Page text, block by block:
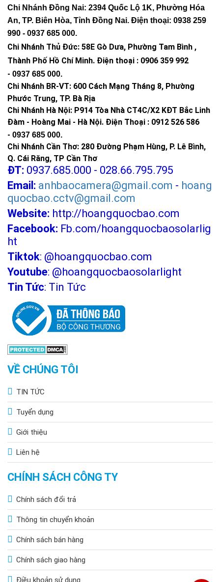
Chi Nhánh Đồng Nai: 2394 Quốc Lộ 1K, Phường Hóa
An, TP. Biên Hòa, Tỉnh Đồng Nai. Điện thoại: 0938 259
990 - 0937 685 000.
Chi Nhánh Thủ Đức: 58E Gò Dưa, Phường Tam Bình ,
Thành Phố Hồ Chí Minh. Điện thoại : 0906 359 992
- 0937 685 000.
Chi Nhánh BR-VT: 600 Cách Mạng Tháng 8, Phường
Phước Trung, TP. Bà Rịa
Chi Nhánh Hà Nội: P914 Tòa Nhà CT4C/X2 KĐT Bắc Linh
Đàm - Hoàng Mai - Hà Nội. Điện Thoại : 0912 526 586
- 0937 685 000.
Chi Nhánh Cần Thơ: 280 Đường Phạm Hùng, P. Lê Bình,
Q. Cái Răng, TP Cần Thơ
ĐT: 0937.685.000 - 028.66.795.795
Email: anhbaocamera@gmail.com - hoang
quocbao.cctv@gmail.com
Website: http://hoangquocbao.com
Facebook: Fb.com/hoangquocbaosolarlig
ht
Tiktok: @hoangquocbao.com
Youtube: @hoangquocbaosolarlight
Tin Tức: Tin Tức
VỀ CHÚNG TÔI
TIN TỨC
Tuyển dụng
Giới thiệu
Liên hệ
CHÍNH SÁCH CÔNG TY
Chính sách đổi trả
Thông tin chuyển khoản
Chính sách bán hàng
Chính sách giao hàng
Điều khoản sử dụng